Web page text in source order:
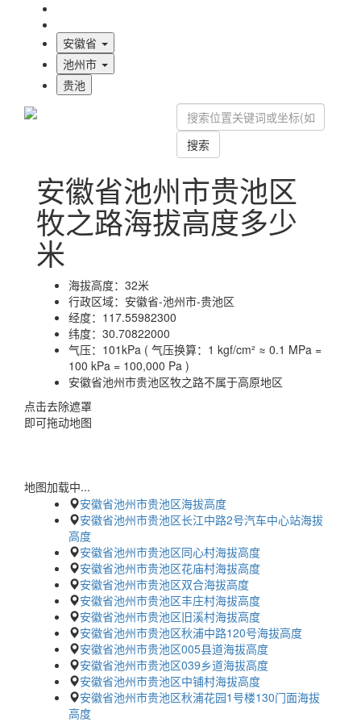
安徽省
池州市
贵池
搜索
安徽省池州市贵池区
牧之路海拔高度多少
米
海拔高度： 32米
行政区域： 安徽省-池州市-贵池区
经度： 117.55982300
纬度： 30.70822000
气压： 101kPa ( 气压换算：1 kgf/cm² ≈ 0.1 MPa =
100 kPa = 100,000 Pa )
安徽省池州市贵池区牧之路不属于高原地区
点击去除遮罩
即可拖动地图
地图加载中...
安徽省池州市贵池区海拔高度
安徽省池州市贵池区长江中路2号汽车中心站海拔
高度
安徽省池州市贵池区同心村海拔高度
安徽省池州市贵池区花庙村海拔高度
安徽省池州市贵池区双合海拔高度
安徽省池州市贵池区丰庄村海拔高度
安徽省池州市贵池区旧溪村海拔高度
安徽省池州市贵池区秋浦中路120号海拔高度
安徽省池州市贵池区005县道海拔高度
安徽省池州市贵池区039乡道海拔高度
安徽省池州市贵池区中铺村海拔高度
安徽省池州市贵池区秋浦花园1号楼130门面海拔
高度